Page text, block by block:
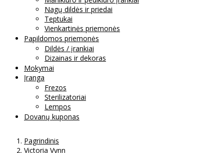
Nagų dildės ir priedai
Teptukai
Vienkartinės priemonės
Papildomos priemonės
Dildės / įrankiai
Dizainas ir dekoras
Mokymai
Įranga
Frezos
Sterilizatoriai
Lempos
Dovanų kuponas
Pagrindinis
Victoria Vynn